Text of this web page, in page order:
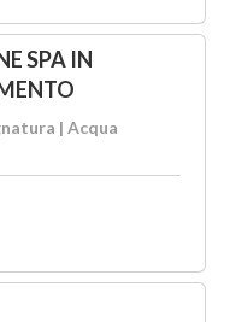
SPA IN
| Acqua